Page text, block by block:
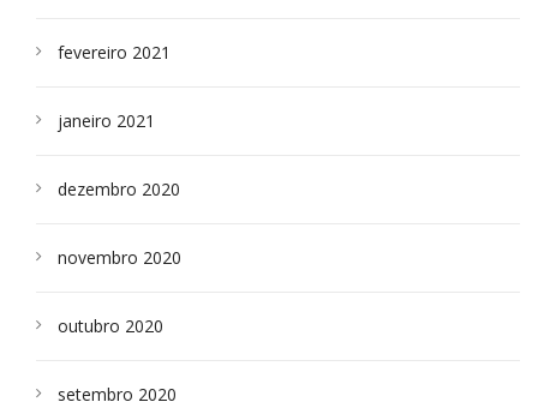
fevereiro 2021
janeiro 2021
dezembro 2020
novembro 2020
outubro 2020
setembro 2020